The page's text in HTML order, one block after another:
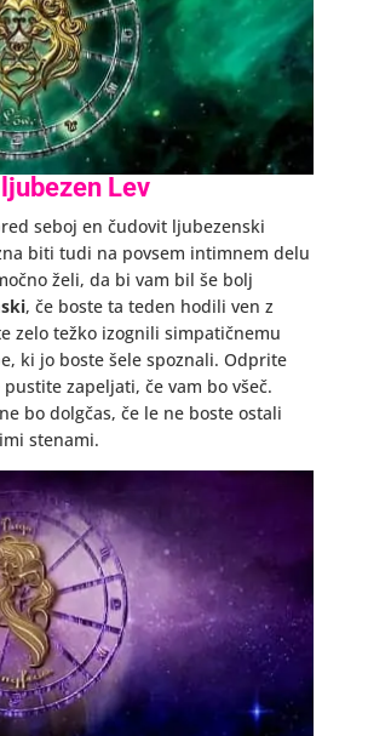
Lev
seboj en čudovit ljubezenski
biti tudi na povsem intimnem delu
želi, da bi vam bil še bolj
, če boste ta teden hodili ven z
zelo težko izognili simpatičnemu
ki jo boste šele spoznali. Odprite
zapeljati, če vam bo všeč.
bo dolgčas, če le ne boste ostali
stenami.